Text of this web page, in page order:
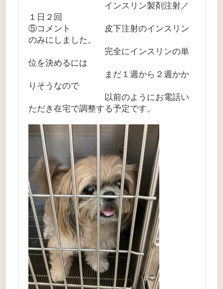
インスリン製剤注射／
１日２回
⑤コメント 皮下注射のインスリン
のみにしました。
完全にインスリンの単
位を決めるには
まだ１週から２週かか
りそうなので
以前のようにお電話い
ただき在宅で調整する予定です。